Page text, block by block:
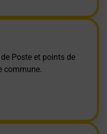
Poste et points de
commune.